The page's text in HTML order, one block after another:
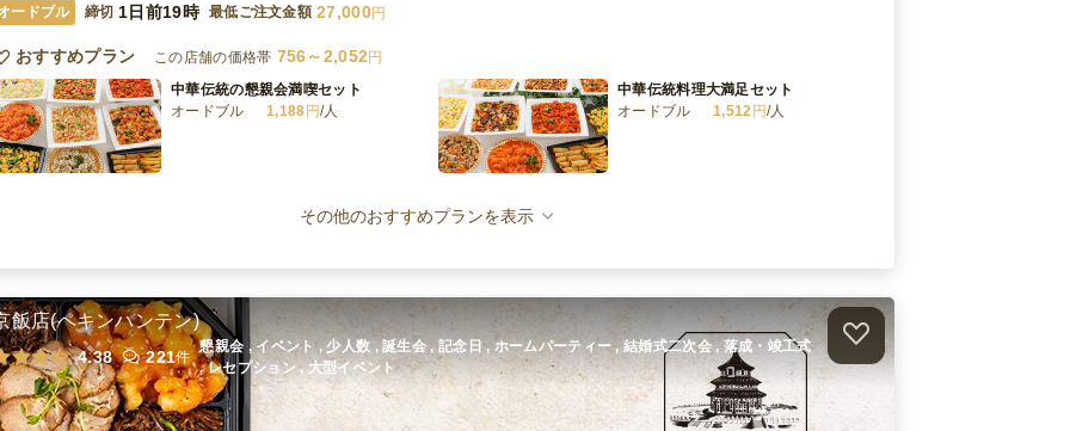
ードブル 締切 1日前19時 最低ご注文金額 27,000円
おすすめプラン この店舗の価格帯 756～2,052 円
中華伝統の懇親会満喫セット
オードブル
1,188 円/人
中華伝統料理大満足セット
オードブル
1,512 円/人
1,728円/人
本格中華お手軽おつまみセット
オードブル
/人
本格中華お手軽食事セット
本格中華のトクトク肉料理セット
オードブル
本格中華のトクトクお食事セット
オードブル
864円/人
その他のおすすめプランを表示
飯店(ペキンハンテン)
4.38 221件
懇親会 , イベント , 少人数 , 誕生会 , 記念日 , ホームパーティー , 結婚式二次会 , 落成・竣工式
, レセプション , 大型イベント